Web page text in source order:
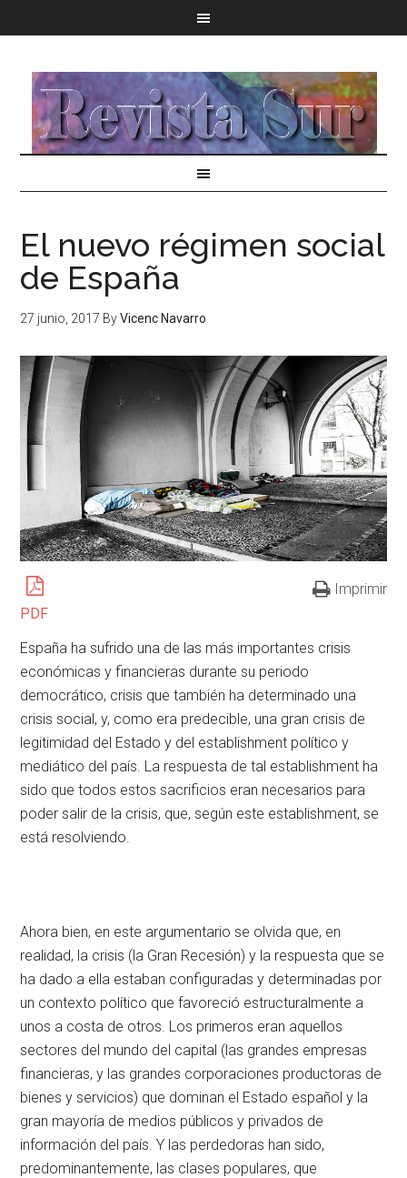
El nuevo régimen social
de España
27 junio, 2017 ByVicenc Navarro
PDF
Imprimir
España ha sufrido una de las más importantes crisis
económicas y financieras durante su periodo
democrático, crisis que también ha determinado una
crisis social, y, como era predecible, una gran crisis de
legitimidad del Estado y del establishment político y
mediático del país. La respuesta de tal establishment ha
sido que todos estos sacrificios eran necesarios para
poder salir de la crisis, que, según este establishment, se
está resolviendo.
Ahora bien, en este argumentario se olvida que, en
realidad, la crisis (la Gran Recesión) y la respuesta que se
ha dado a ella estaban configuradas y determinadas por
un contexto político que favoreció estructuralmente a
unos a costa de otros. Los primeros eran aquellos
sectores del mundo del capital (las grandes empresas
financieras, y las grandes corporaciones productoras de
bienes y servicios) que dominan el Estado español y la
gran mayoría de medios públicos y privados de
información del país. Y las perdedoras han sido,
predominantemente, las clases populares, que